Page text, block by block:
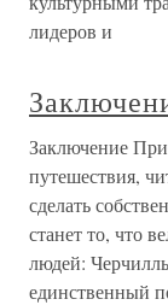
лидеров и
Заключение
путешествия,
сделать
станет то, что
людей:
единственный